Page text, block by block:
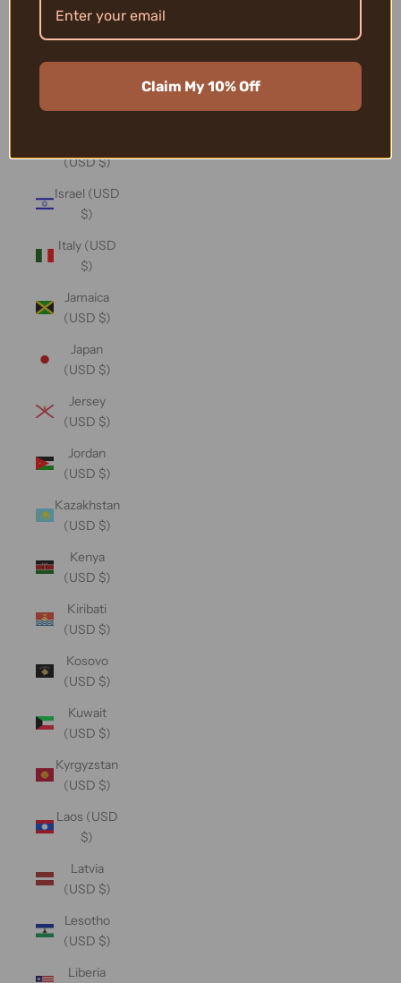
Iraq (USD
(USD $)
(USD $)
Israel (USD
$)
Italy (USD
$)
Jamaica
(USD $)
Japan
(USD $)
Jersey
(USD $)
Jordan
(USD $)
Kazakhstan
(USD $)
Kenya
(USD $)
Kiribati
(USD $)
Kosovo
(USD $)
Kuwait
(USD $)
Kyrgyzstan
(USD $)
Laos (USD
$)
Latvia
(USD $)
Lesotho
(USD $)
Liberia
Claim My 10% Off